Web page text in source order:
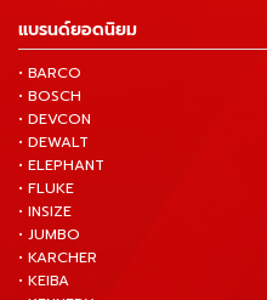
แบรนด์ยอดนิยม
• BARCO
• BOSCH
• DEVCON
• DEWALT
• ELEPHANT
• FLUKE
• INSIZE
• JUMBO
• KARCHER
• KEIBA